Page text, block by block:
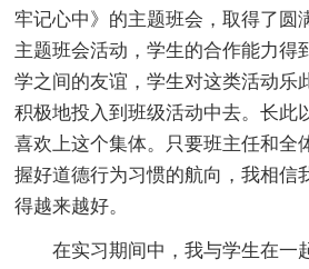
牢记心中》的主题班会，取得了圆
主题班会活动，学生的合作能力得
学之间的友谊，学生对这类活动乐
积极地投入到班级活动中去。长此
喜欢上这个集体。只要班主任和全
握好道德行为习惯的航向，我相信
得越来越好。
在实习期间中，我与学生在一